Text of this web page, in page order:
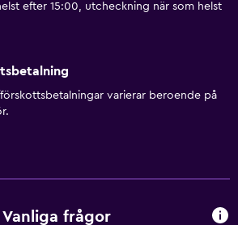
efter 15:00, utcheckning när som helst
varierar beroende på
Vanliga frågor